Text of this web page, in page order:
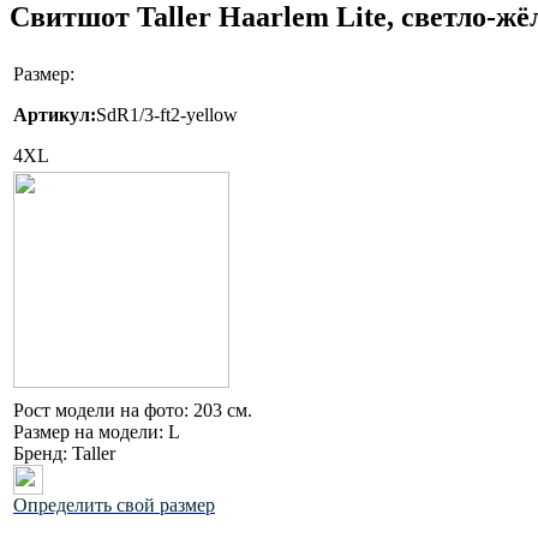
Свитшот Taller Haarlem Lite, светло-
Размер:
Артикул:SdR1/3-ft2-yellow
4XL
Рост модели на фото: 203 см.
Размер на модели: L
Бренд: Taller
Определить свой размер